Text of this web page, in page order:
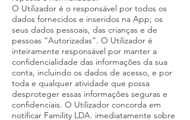
O Utilizador é o responsável por todos os
dados fornecidos e inseridos na App; os
seus dados pessoais, das crianças e de
pessoas “Autorizadas”. O Utilizador é
inteiramente responsável por manter a
confidencialidade das informações da sua
conta, incluindo os dados de acesso, e por
toda e qualquer atividade que possa
desproteger essas informações seguras e
confidenciais. O Utilizador concorda em
notificar Famility LDA. imediatamente sobre